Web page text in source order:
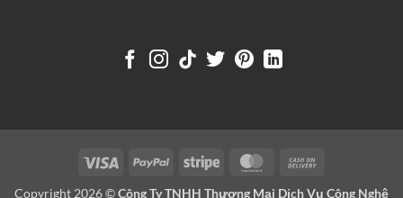
Visa PayPal Stripe MasterCard
Copyright 2026 ©Công Ty TNHH Thương Mại Dịch Vụ Công Nghệ